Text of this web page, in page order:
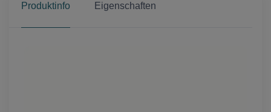
Produktinfo Eigenschaften